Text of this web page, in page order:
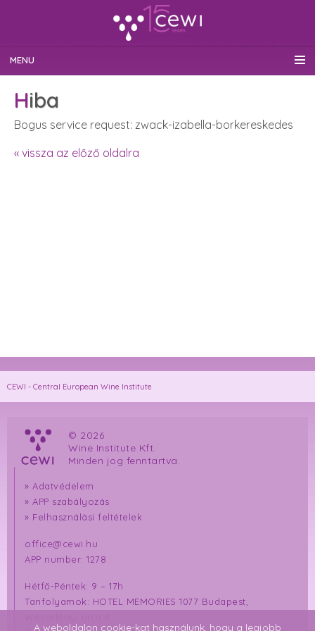
MENU
Hiba
Bogus service request: zwack-izabella-borkereskedes
« vissza az előző oldalra
CEWI - Central European Wine Institute
© 2026
Wine Institute Kft.
Minden jog fenntartva.
» Adatvédelem
» APP szabályozás
» Felhasználási feltételek
office@cewi.hu
APP number: 1278
Hétfő-Péntek: 9 – 17h
Tanfolyamok: HOTEL MEMORIES 1077 Budapest,
A weboldalon cookie-kat használunk, hogy a legjobb